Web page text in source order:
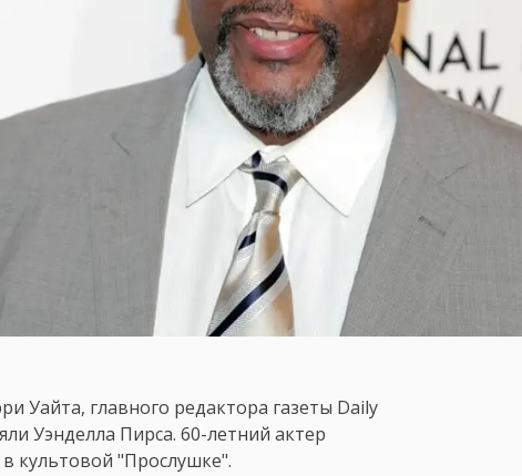
Уайта, главного редактора газеты Daily
Уэнделла Пирса. 60-летний актер
культовой "Прослушке".